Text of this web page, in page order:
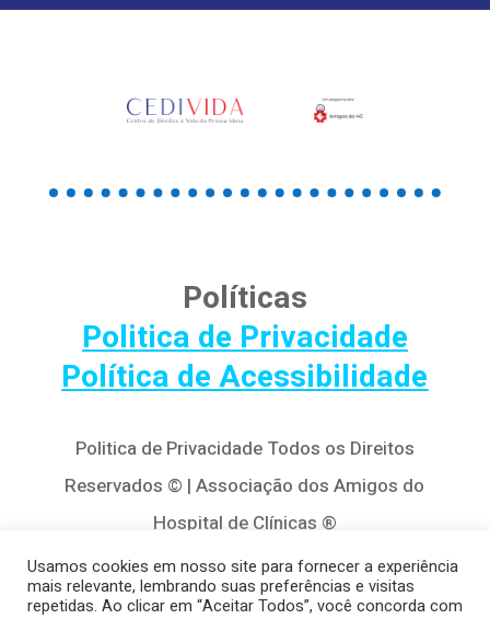
Políticas
Politica de Privacidade
Política de Acessibilidade
Politica de Privacidade Todos os Direitos
Reservados © | Associação dos Amigos do
Hospital de Clínicas ®
Av. Agostinho Leão Jr, 320 – Alto da Glória,
80030-110, Curitiba / PR
Usamos cookies em nosso site para fornecer a experiência
mais relevante, lembrando suas preferências e visitas
repetidas. Ao clicar em “Aceitar Todos”, você concorda com